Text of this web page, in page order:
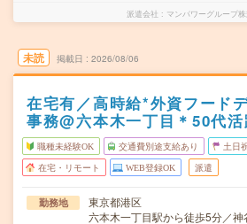
派遣会社 マンパワーグループ株
未読 掲載日 2026/08/06
在宅有／高時給*外資フード
事務@六本木一丁目＊50代活
職種未経験OK 交通費別途支給あり 土日
在宅・リモート WEB登録OK 派遣
勤務地
東京都港区
六本木一丁目駅から徒歩5分／